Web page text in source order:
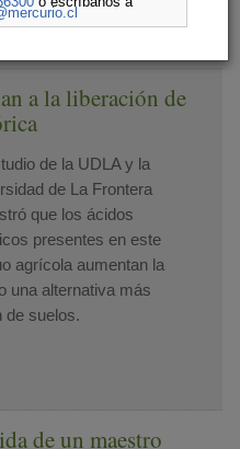
a la liberación de
de la UDLA y la
de La Frontera
que los ácidos
presentes en este
agrícola aumentan la
una alternativa más
de suelos.
de un maestro